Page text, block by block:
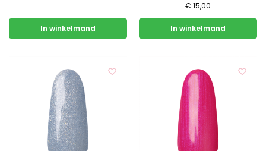
In winkelmand
€ 15,00
In winkelmand